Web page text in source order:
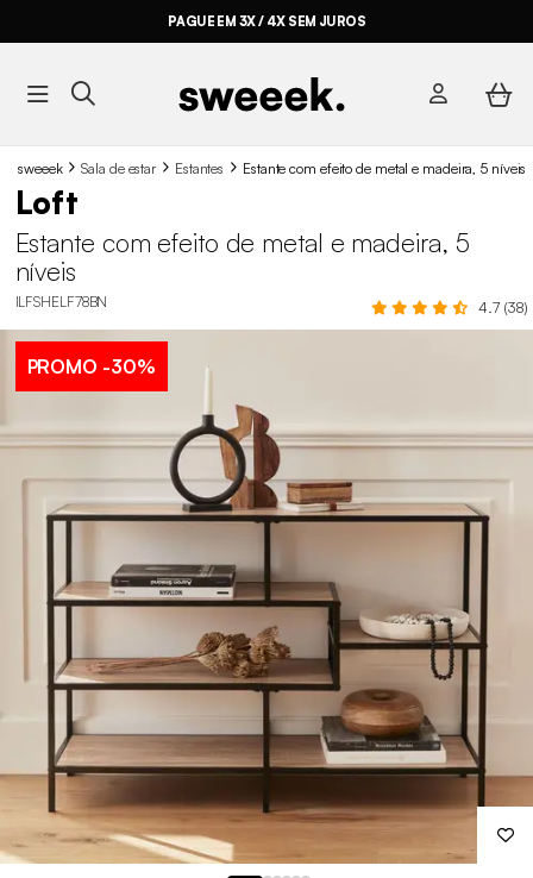
PAGUE EM 3X / 4X SEM JUROS
sweeek Sala de estar Estantes Estante com efeito de metal e madeira, 5 níveis
Loft
Estante com efeito de metal e madeira, 5
níveis
ILFSHELF78BN 4.7 (38)
PROMO -30%